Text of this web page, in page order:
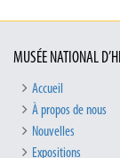
MUSÉE NATIONAL
Accueil
À propos de nous
Nouvelles
Expositions